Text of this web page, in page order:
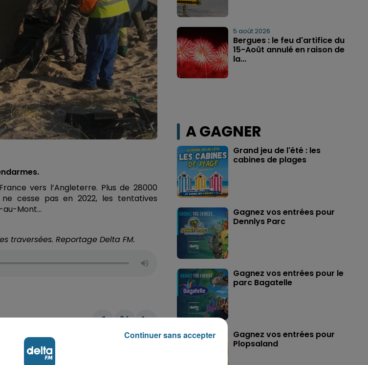
vers l’Angleterre. Plus de 28000
cesse pas en 2022, les tentatives
au-Mont…
traversées. Reportage Delta FM.
5 août 2026
Bergues : le feu d'artifice du
15-Août annulé en raison de
la...
A GAGNER
Grand jeu de l'été : les
cabines de plages
Gagnez vos entrées pour
Dennlys Parc
Gagnez vos entrées pour le
parc Bagatelle
Gagnez vos entrées pour
Plopsaland
Continuer sans accepter